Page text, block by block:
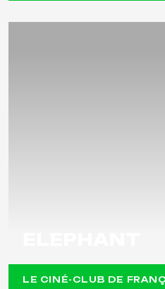
LE CINÉ-CLUB DE